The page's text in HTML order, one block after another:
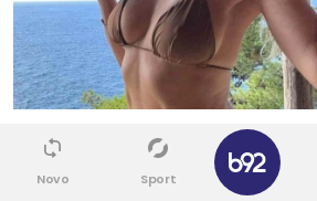
BEZ KOČNICA
Ovo leto je u znaku golih grudi
Hajdi Klum: Za nju ne postoje
Novo Sport
✕